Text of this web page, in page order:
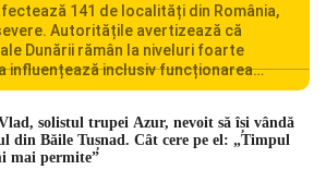
141 de localități din România,
Autoritățile avertizează că
Dunării rămân la niveluri foarte
influențează inclusiv funcționarea
la Cernavodă. România se confruntă
dificile perioade din punct de vedere
ani. Lipsa […]
solistul trupei Azur, nevoit să își vândă
din Băile Tușnad. Cât cere pe el: „Timpul
mai permite”